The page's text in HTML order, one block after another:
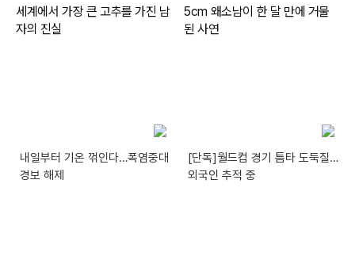
내일부터 기온 꺾인다…폭염중대
경보 해제
[단독]월드컵 경기 틈타 도둑질…
외국인 추적 중